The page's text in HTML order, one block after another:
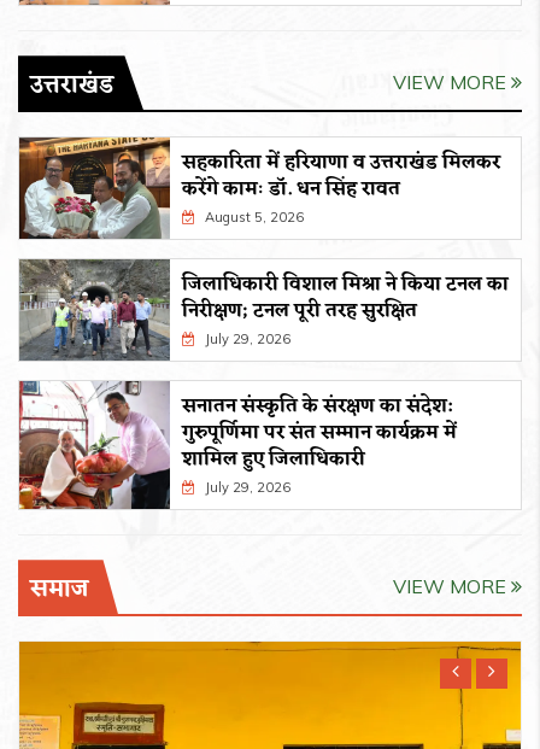
उत्तराखंड VIEW MORE
सहकारिता में हरियाणा व उत्तराखंड मिलकर
करेंगे कामः डाॅ. धन सिंह रावत
August 5, 2026
जिलाधिकारी विशाल मिश्रा ने किया टनल का
निरीक्षण; टनल पूरी तरह सुरक्षित
July 29, 2026
सनातन संस्कृति के संरक्षण का संदेश:
गुरुपूर्णिमा पर संत सम्मान कार्यक्रम में
शामिल हुए जिलाधिकारी
July 29, 2026
समाज VIEW MORE